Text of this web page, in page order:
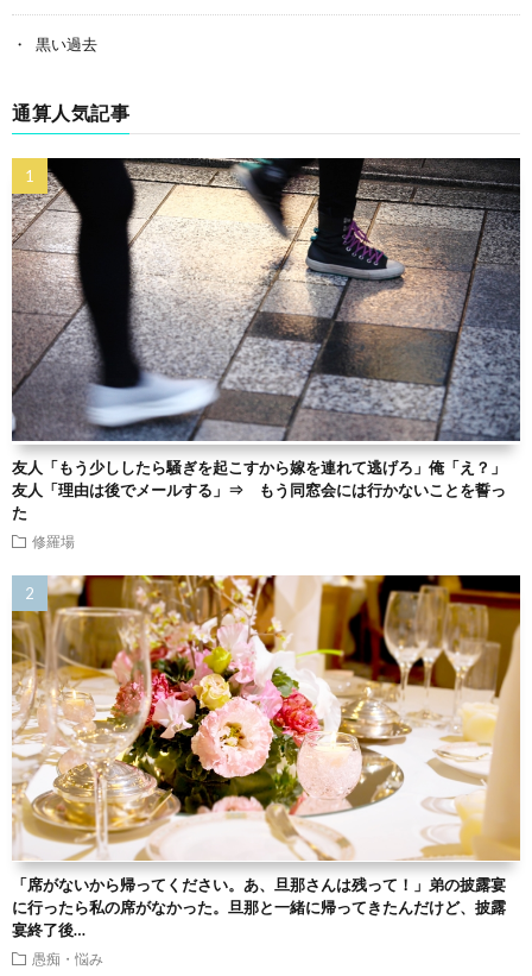
黒い過去
通算人気記事
友人「もう少ししたら騒ぎを起こすから嫁を連れて逃げろ」俺「え？」
友人「理由は後でメールする」⇒ もう同窓会には行かないことを誓っ
た
修羅場
「席がないから帰ってください。あ、旦那さんは残って！」弟の披露宴
に行ったら私の席がなかった。旦那と一緒に帰ってきたんだけど、披露
宴終了後…
愚痴・悩み